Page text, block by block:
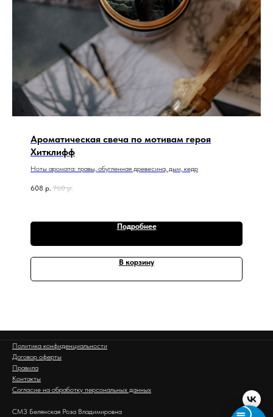
Ароматическая свеча по мотивам героя
Хитклифф
Ноты аромата: травы, обугленная древесина, дым, кедр
608 р. 760 р.
Подробнее
В корзину
Политика конфиденциальности
Договор оферты
Правила
Контакты
Согласие на обработку персональных данных
СМЗ Белянская Роза Владимировна